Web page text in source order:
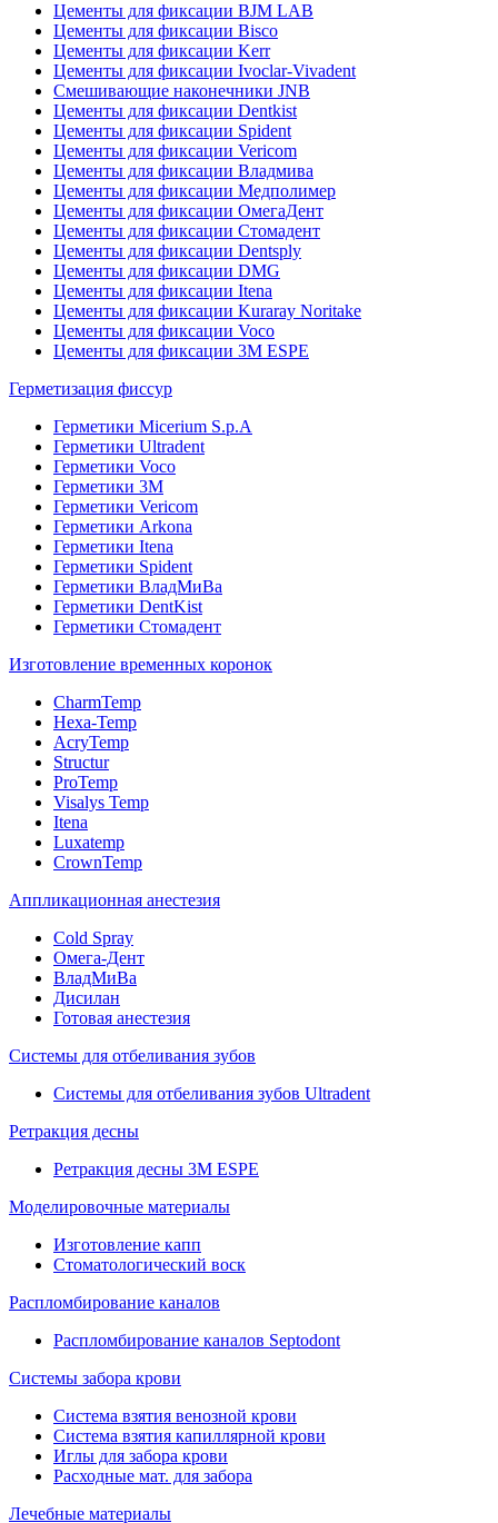
Цементы для фиксации BJM LAB
Цементы для фиксации Bisco
Цементы для фиксации Kerr
Цементы для фиксации Ivoclar-Vivadent
Смешивающие наконечники JNB
Цементы для фиксации Dentkist
Цементы для фиксации Spident
Цементы для фиксации Vericom
Цементы для фиксации Владмива
Цементы для фиксации Медполимер
Цементы для фиксации ОмегаДент
Цементы для фиксации Стомадент
Цементы для фиксации Dentsply
Цементы для фиксации DMG
Цементы для фиксации Itena
Цементы для фиксации Kuraray Noritake
Цементы для фиксации Voco
Цементы для фиксации 3M ESPE
Герметизация фиссур
Герметики Micerium S.p.A
Герметики Ultradent
Герметики Voco
Герметики 3M
Герметики Vericom
Герметики Arkona
Герметики Itena
Герметики Spident
Герметики ВладМиВа
Герметики DentKist
Герметики Стомадент
Изготовление временных коронок
CharmTemp
Hexa-Temp
AcryTemp
Structur
ProTemp
Visalys Temp
Itena
Luxatemp
CrownTemp
Аппликационная анестезия
Cold Spray
Омега-Дент
ВладМиВа
Дисилан
Готовая анестезия
Системы для отбеливания зубов
Системы для отбеливания зубов Ultradent
Ретракция десны
Ретракция десны 3M ESPE
Моделировочные материалы
Изготовление капп
Стоматологический воск
Распломбирование каналов
Распломбирование каналов Septodont
Системы забора крови
Система взятия венозной крови
Система взятия капиллярной крови
Иглы для забора крови
Расходные мат. для забора
Лечебные материалы